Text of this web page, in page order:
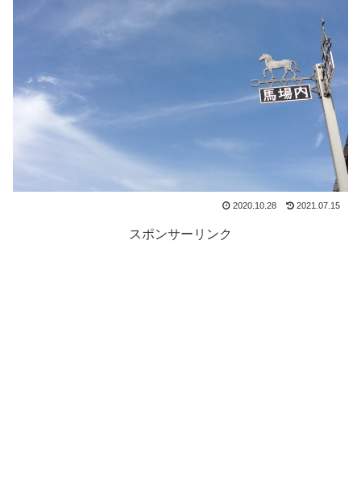
2020.10.28 2021.07.15
スポンサーリンク